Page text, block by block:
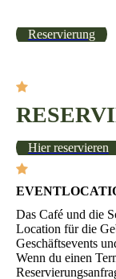
Reservierung
Hier reservieren
Das Café und die
Location für die
Geschäftsevents
Wenn du einen